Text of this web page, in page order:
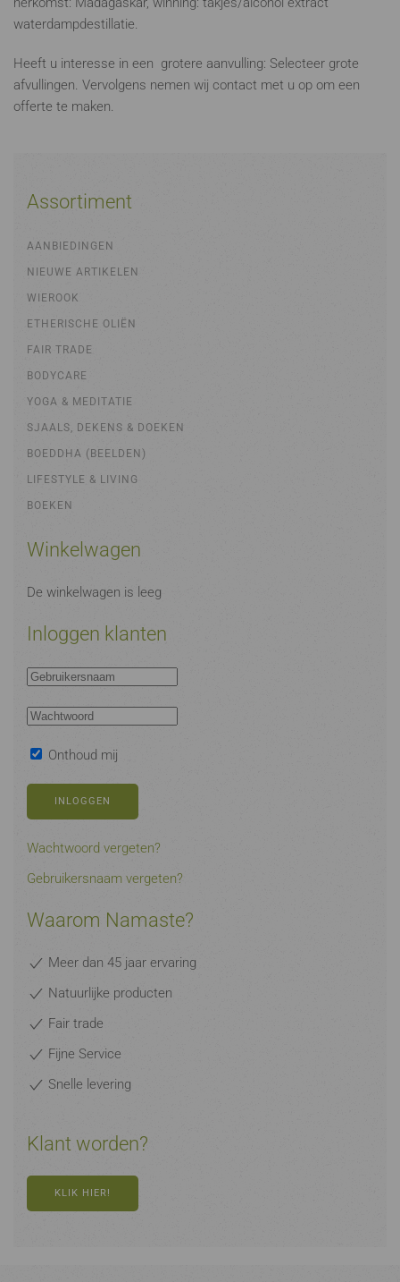
waterdampdestillatie.
Heeft u interesse in een grotere aanvulling: Selecteer grote
afvullingen. Vervolgens nemen wij contact met u op om een
offerte te maken.
Assortiment
AANBIEDINGEN
NIEUWE ARTIKELEN
WIEROOK
ETHERISCHE OLIËN
FAIR TRADE
BODYCARE
YOGA & MEDITATIE
SJAALS, DEKENS & DOEKEN
BOEDDHA (BEELDEN)
LIFESTYLE & LIVING
BOEKEN
Winkelwagen
De winkelwagen is leeg
Inloggen klanten
Onthoud mij
INLOGGEN
Wachtwoord vergeten?
Gebruikersnaam vergeten?
Waarom Namaste?
Meer dan 45 jaar ervaring
Natuurlijke producten
Fair trade
Fijne Service
Snelle levering
Klant worden?
KLIK HIER!